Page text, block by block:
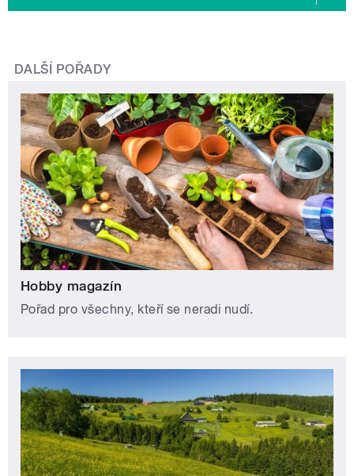
DALŠÍ POŘADY
Hobby magazín
Pořad pro všechny, kteří se neradi nudí.